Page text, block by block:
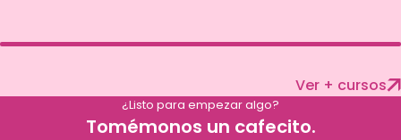
Ver + cursos
¿Listo para empezar algo?
Tomémonos un cafecito.